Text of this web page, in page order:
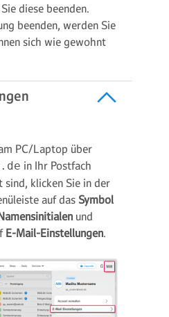
diese beenden.
beenden, werden Sie
sich wie gewohnt
PC/Laptop über
in Ihr Postfach
sind, klicken Sie in der
auf das Symbol
und
E-Mail-Einstellungen.